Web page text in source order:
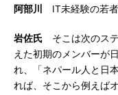
阿部川 IT未経験の若
岩佐氏 そこは次のス
えた初期のメンバーが
れ、「ネパール人と日
れば、そこから例えば